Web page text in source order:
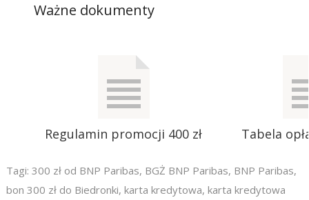
Ważne dokumenty
Regulamin promocji 400 zł Tabela
Tagi: 300 zł od BNP Paribas, BGŻ BNP Paribas, BNP Paribas,
bon 300 zł do Biedronki, karta kredytowa, karta kredytowa